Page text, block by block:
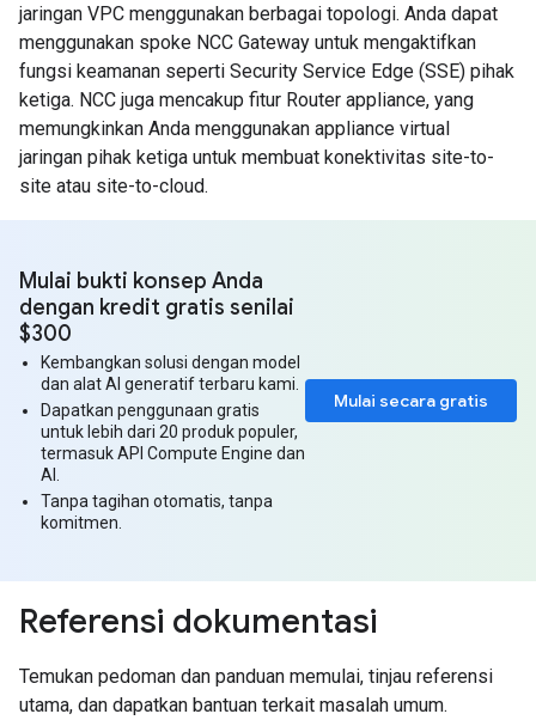
jaringan VPC menggunakan berbagai topologi. Anda dapat
menggunakan spoke NCC Gateway untuk mengaktifkan
fungsi keamanan seperti Security Service Edge (SSE) pihak
ketiga. NCC juga mencakup fitur Router appliance, yang
memungkinkan Anda menggunakan appliance virtual
jaringan pihak ketiga untuk membuat konektivitas site-to-
site atau site-to-cloud.
Mulai secara gratis
Mulai bukti konsep Anda
dengan kredit gratis senilai
$300
Kembangkan solusi dengan model
dan alat AI generatif terbaru kami.
Dapatkan penggunaan gratis
untuk lebih dari 20 produk populer,
termasuk API Compute Engine dan
AI.
Tanpa tagihan otomatis, tanpa
komitmen.
Referensi dokumentasi
Temukan pedoman dan panduan memulai, tinjau referensi
utama, dan dapatkan bantuan terkait masalah umum.